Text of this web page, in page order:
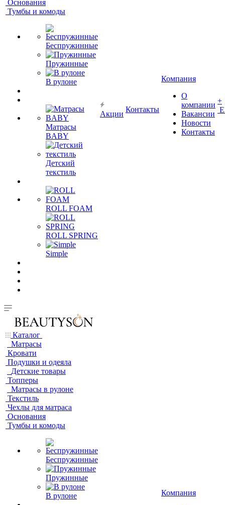
Основания
Тумбы и комоды
Беспружинные
Пружинные
В рулоне
Матрасы
BABY
Детский
текстиль
ROLL FOAM
ROLL SPRING
Simple
Акции
Контакты
Компания
О
компании
Вакансии
Новости
Контакты
+
Каталог
Матрасы
Кровати
Подушки и одеяла
Детские товары
Топперы
Матрасы в рулоне
Текстиль
Чехлы для матраса
Основания
Тумбы и комоды
Беспружинные
Пружинные
В рулоне
Компания